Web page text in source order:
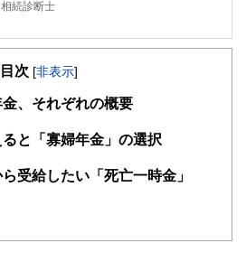
続診断士
、保険会社など金融機関での業務を経て現在
本FP協会東京支部主催地域イベントへの参
談室」相談員（2016年）。
その人が、より豊かに、よりよくなるため
と」を考え、サポートし続ける。
目次 [非表示]
、それぞれの概要
と「寡婦年金」の選択
受給したい「死亡一時金」